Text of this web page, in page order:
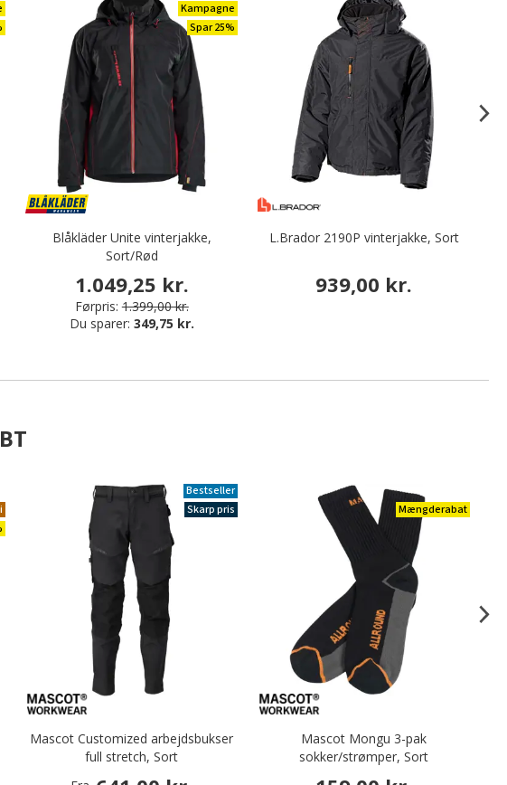
Kampagne
Spar 25%
Blåkläder Unite vinterjakke,
Sort/Rød
1.049,25 kr.
Førpris: 1.399,00 kr.
Du sparer: 349,75 kr.
L.Brador 2190P vinterjakke, Sort
939,00 kr.
Bestseller
Skarp pris
Mascot Customized arbejdsbukser
full stretch, Sort
Mængderabat
Mascot Mongu 3-pak
sokker/strømper, Sort